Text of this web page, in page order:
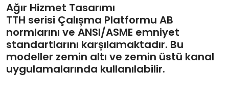
Ağır Hizmet Tasarımı
TTH serisi Çalıșma Platformu AB
normlarını ve ANSI/ASME emniyet
standartlarını karșılamaktadır. Bu
modeller zemin altı ve zemin üstü kanal
uygulamalarında kullanılabilir.